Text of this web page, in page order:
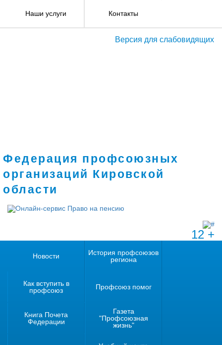
Наши услуги Контакты
Версия для слабовидящих
Федерация профсоюзных
организаций Кировской
области
12 +
Новости
История профсоюзов
региона
Как вступить в
профсоюз
Профсоюз помог
Книга Почета
Федерации
Газета
"Профсоюзная
жизнь"